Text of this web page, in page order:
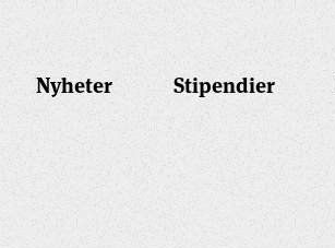
Nyheter Stipendier